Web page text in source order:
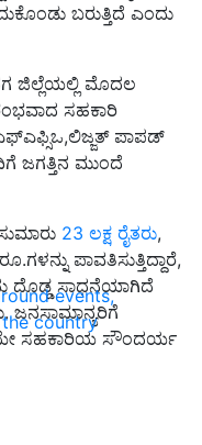
events,
country
ಬರುತ್ತಿದೆ ಎಂದು
ಜಿಲ್ಲೆಯಲ್ಲಿ ಮೊದಲ
ಸಹಕಾರಿ
ಪಾಪಡ್
ಜಗತ್ತಿನ ಮುಂದೆ
23 ಲಕ್ಷ ರೈತರು,
ಪಾವತಿಸುತ್ತಿದ್ದಾರೆ,
ದೊಡ್ಡ ಸಾಧನೆಯಾಗಿದೆ
ಜನಸಾಮಾನ್ಯರಿಗೆ
ಸಹಕಾರಿಯ ಸೌಂದರ್ಯ